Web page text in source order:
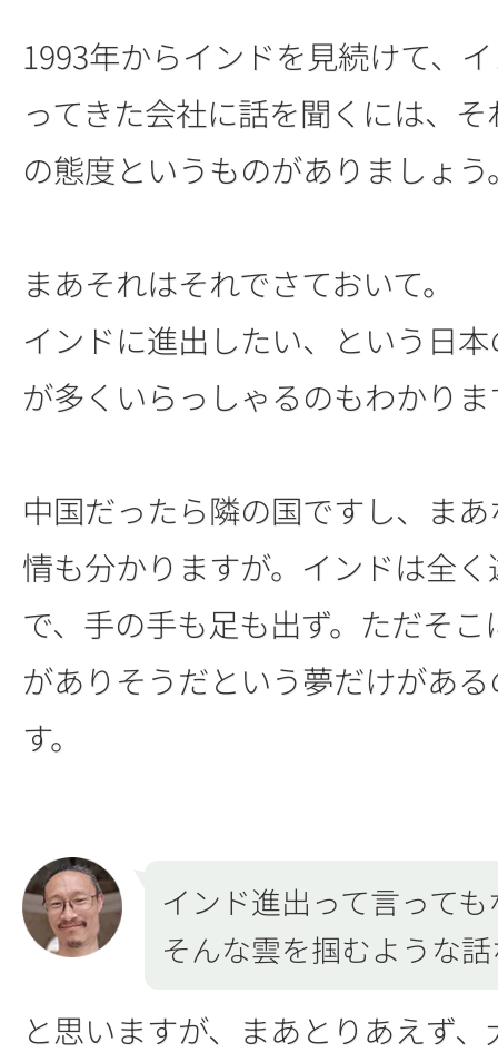
1993年からインドを見続けて、
ってきた会社に話を聞くには、
の態度というものがありましょう
まあそれはそれでさておいて。
インドに進出したい、という日
が多くいらっしゃるのもわかりま
中国だったら隣の国ですし、ま
情も分かりますが。インドは全
で、手の手も足も出ず。ただそ
がありそうだという夢だけがあ
す。
インド進出って言って
そんな雲を掴むような
と思いますが、まあとりあえず